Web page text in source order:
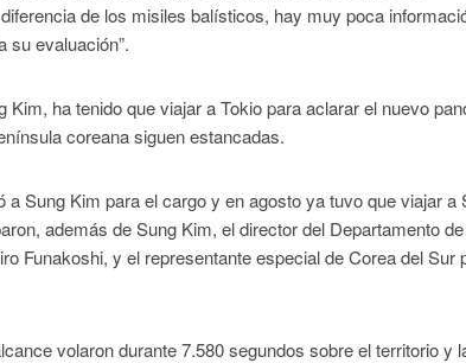
de los misiles balísticos, hay muy poca
su evaluación”.
ha tenido que viajar a Tokio para aclarar el nuevo
coreana siguen estancadas.
Sung Kim para el cargo y en agosto ya tuvo que viajar a
además de Sung Kim, el director del Departamento
Funakoshi, y el representante especial de Corea del Sur
volaron durante 7.580 segundos sobre el territorio y